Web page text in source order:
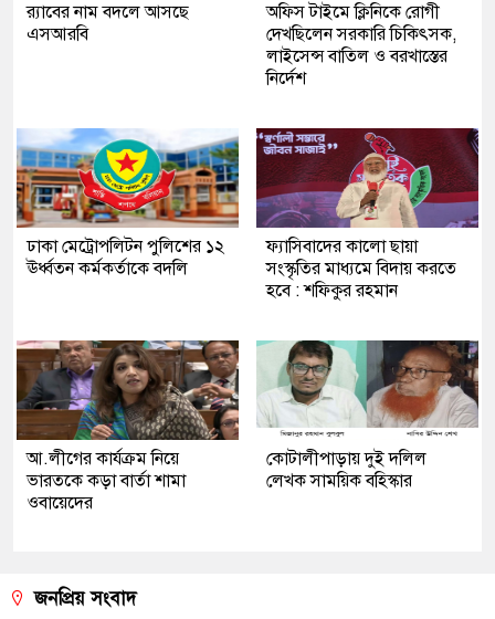
র‍্যাবের নাম বদলে আসছে
এসআরবি
অফিস টাইমে ক্লিনিকে রোগী
দেখছিলেন সরকারি চিকিৎসক,
লাইসেন্স বাতিল ও বরখাস্তের
নির্দেশ
ঢাকা মেট্রোপলিটন পুলিশের ১২
ঊর্ধ্বতন কর্মকর্তাকে বদলি
ফ্যাসিবাদের কালো ছায়া
সংস্কৃতির মাধ্যমে বিদায় করতে
হবে : শফিকুর রহমান
আ.লীগের কার্যক্রম নিয়ে
ভারতকে কড়া বার্তা শামা
ওবায়েদের
কোটালীপাড়ায় দুই দলিল
লেখক সাময়িক বহিস্কার
জনপ্রিয় সংবাদ